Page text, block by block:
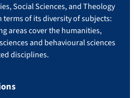
Social Sciences, and Theology
terms of its diversity of subjects:
areas cover the humanities,
and behavioural sciences
disciplines.